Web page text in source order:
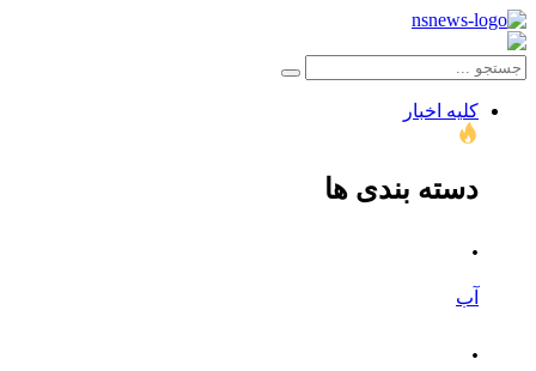
کلیه اخبار
دسته بندی ها
.
آب
.